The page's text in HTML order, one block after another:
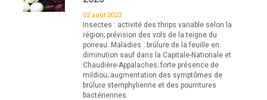
02 août 2023
Insectes : activité des thrips variable selon la
région; prévision des vols de la teigne du
poireau. Maladies : brûlure de la feuille en
diminution sauf dans la Capitale-Nationale et
Chaudière-Appalaches; forte présence de
mildiou; augmentation des symptômes de
brûlure stemphylienne et des pourritures
bactériennes.